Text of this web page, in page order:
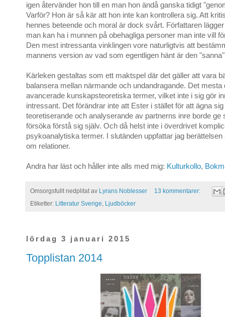
igen återvänder hon till en man hon ändå ganska tidigt
Varför? Hon är så kär att hon inte kan kontrollera sig. Att
hennes beteende och moral är dock svårt. Författaren
man kan ha i munnen på obehagliga personer man inte vill
Den mest intressanta vinklingen vore naturligtvis att
mannens version av vad som egentligen hänt är den
Kärleken gestaltas som ett maktspel där det gäller att vara
balansera mellan närmande och undandragande. Det mesta
avancerade kunskapsteoretiska termer, vilket inte i sig gör
intressant. Det förändrar inte att Ester i stället för att ägna sig
teoretiserande och analyserande av partnerns inre borde ge
försöka förstå sig själv. Och då helst inte i överdrivet
psykoanalytiska termer. I slutänden uppfattar jag
om relationer.
Andra har läst och håller inte alls med mig: Kulturkollo,
Omsorgsfullt nedplitat av Lyrans Noblesser
13 kommentarer:
Etiketter: Litteratur Sverige, Ljudböcker
lördag 3 januari 2015
Topplistan 2014